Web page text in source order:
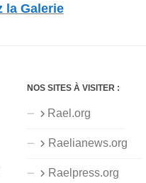
la Galerie
NOS SITES À VISITER :
Rael.org
Raelianews.org
Raelpress.org